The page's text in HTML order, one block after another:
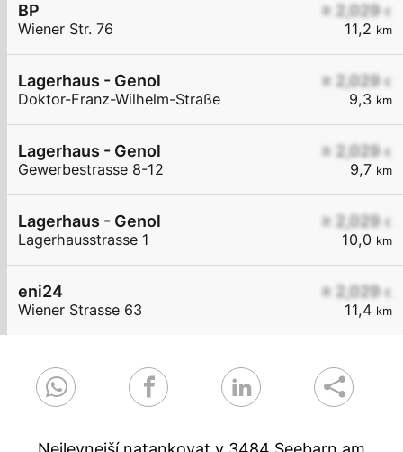
≥ 2,029 €
11,2 km
BP
Wiener Str. 76
≥ 2,029 €
9,3 km
Lagerhaus - Genol
Doktor-Franz-Wilhelm-Straße
≥ 2,029 €
9,7 km
Lagerhaus - Genol
Gewerbestrasse 8-12
≥ 2,029 €
10,0 km
Lagerhaus - Genol
Lagerhausstrasse 1
≥ 2,029 €
11,4 km
eni24
Wiener Strasse 63